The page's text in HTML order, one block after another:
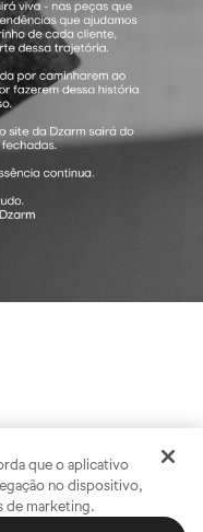
que o aplicativo
no dispositivo,
de marketing.